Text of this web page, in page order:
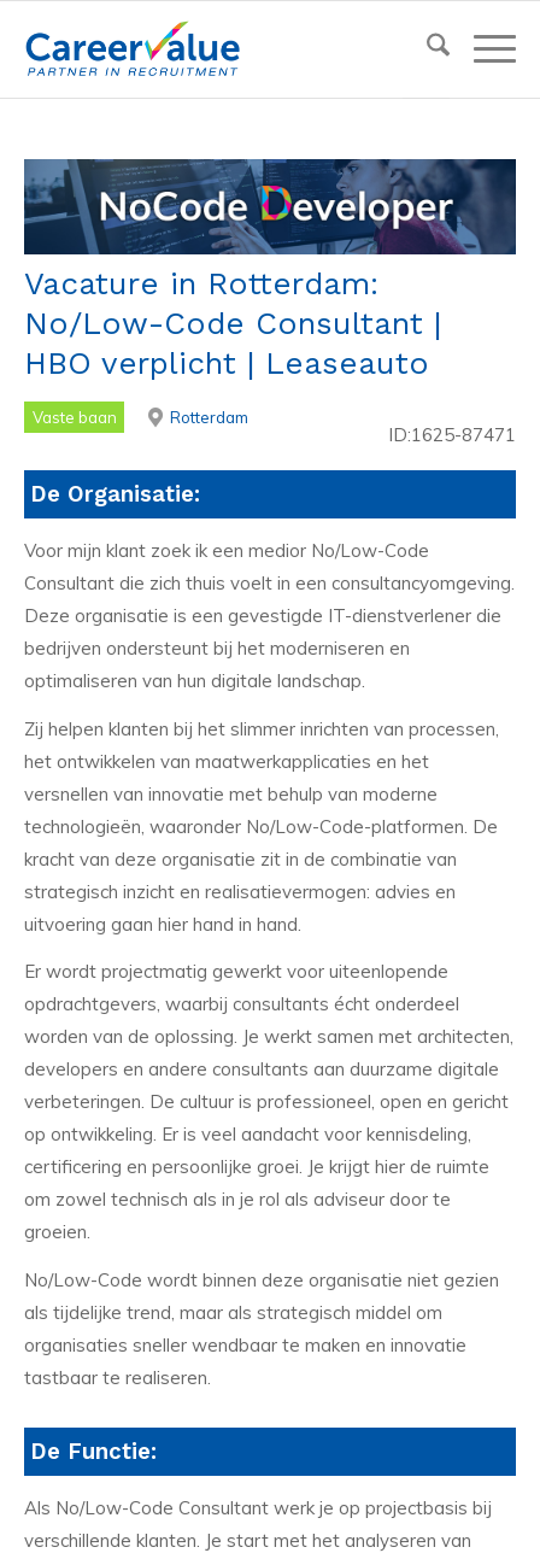
Vacature in Rotterdam:
No/Low-Code Consultant |
HBO verplicht | Leaseauto
Vaste baan Rotterdam
ID:1625-87471
De Organisatie:
Voor mijn klant zoek ik een medior No/Low-Code
Consultant die zich thuis voelt in een consultancyomgeving.
Deze organisatie is een gevestigde IT-dienstverlener die
bedrijven ondersteunt bij het moderniseren en
optimaliseren van hun digitale landschap.
Zij helpen klanten bij het slimmer inrichten van processen,
het ontwikkelen van maatwerkapplicaties en het
versnellen van innovatie met behulp van moderne
technologieën, waaronder No/Low-Code-platformen. De
kracht van deze organisatie zit in de combinatie van
strategisch inzicht en realisatievermogen: advies en
uitvoering gaan hier hand in hand.
Er wordt projectmatig gewerkt voor uiteenlopende
opdrachtgevers, waarbij consultants écht onderdeel
worden van de oplossing. Je werkt samen met architecten,
developers en andere consultants aan duurzame digitale
verbeteringen. De cultuur is professioneel, open en gericht
op ontwikkeling. Er is veel aandacht voor kennisdeling,
certificering en persoonlijke groei. Je krijgt hier de ruimte
om zowel technisch als in je rol als adviseur door te
groeien.
No/Low-Code wordt binnen deze organisatie niet gezien
als tijdelijke trend, maar als strategisch middel om
organisaties sneller wendbaar te maken en innovatie
tastbaar te realiseren.
De Functie:
Als No/Low-Code Consultant werk je op projectbasis bij
verschillende klanten. Je start met het analyseren van